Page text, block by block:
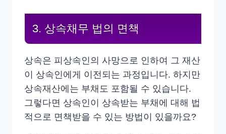
3. 상속채무 법의 면책
상속은 피상속인의 사망으로 인하여 그 재산
이 상속인에게 이전되는 과정입니다. 하지만
상속재산에는 부채도 포함될 수 있습니다.
그렇다면 상속인이 상속받는 부채에 대해 법
적으로 면책받을 수 있는 방법이 있을까요?